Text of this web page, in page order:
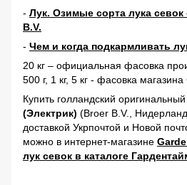
- Лук. Озимые сорта лука севок
B.V.
- Чем и когда подкармливать
20 кг – официальная фасовка
500 г, 1 кг, 5 кг - фасовка
Купить голландский оригинальный
(Электрик) (Broer B.V.,
доставкой Укрпочтой и Новой
можно в интернет-магазине
лук севок в каталоге